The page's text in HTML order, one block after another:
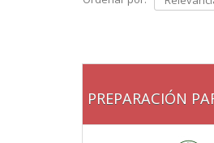
PREPARACIÓN